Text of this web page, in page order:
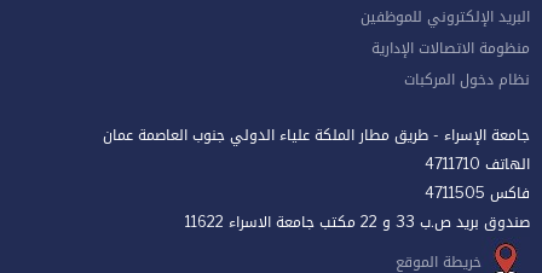
البريد الإلكتروني للموظفين
منظومة الاتصالات الإدارية
نظام دخول المركبات
جامعة الإسراء - طريق مطار الملكة علياء الدولي جنوب العاصمة عمان
الهاتف 4711710
فاكس 4711505
صندوق بريد ص.ب 33 و 22 مكتب جامعة الاسراء 11622
خريطة الموقع